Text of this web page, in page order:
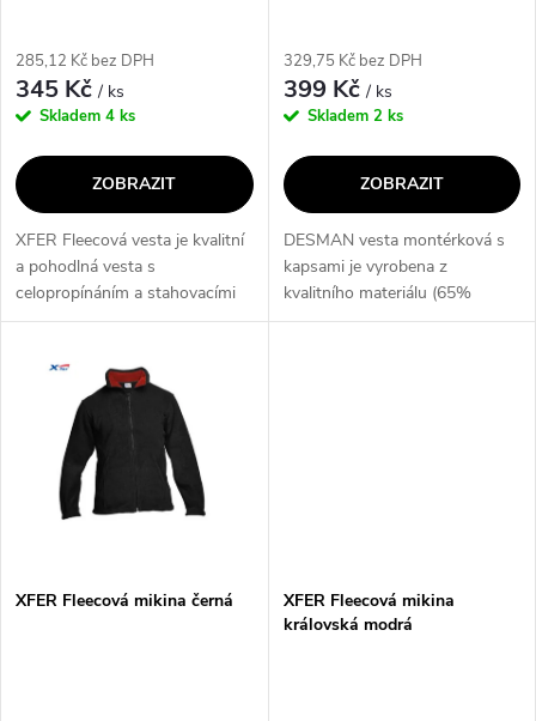
o
d
u
k
t
o
d
u
k
t
285,12 Kč bez DPH
345 Kč/ ks
Skladem 4 ks
ZOBRAZIT
XFER Fleecová vesta je kvalitní
a pohodlná vesta s
celopropínáním a stahovacími
šňůrkami na spodním okraji.
které poskytují praktické
329,75 Kč bez DPH
399 Kč/ ks
Skladem 2 ks
ZOBRAZIT
DESMAN vesta montérková s
kapsami je vyrobena z
kvalitního materiálu (65%
polyester/35% bavlna,
XFER Fleecová mikina černá
XFER Fleecová mikina
královská modrá